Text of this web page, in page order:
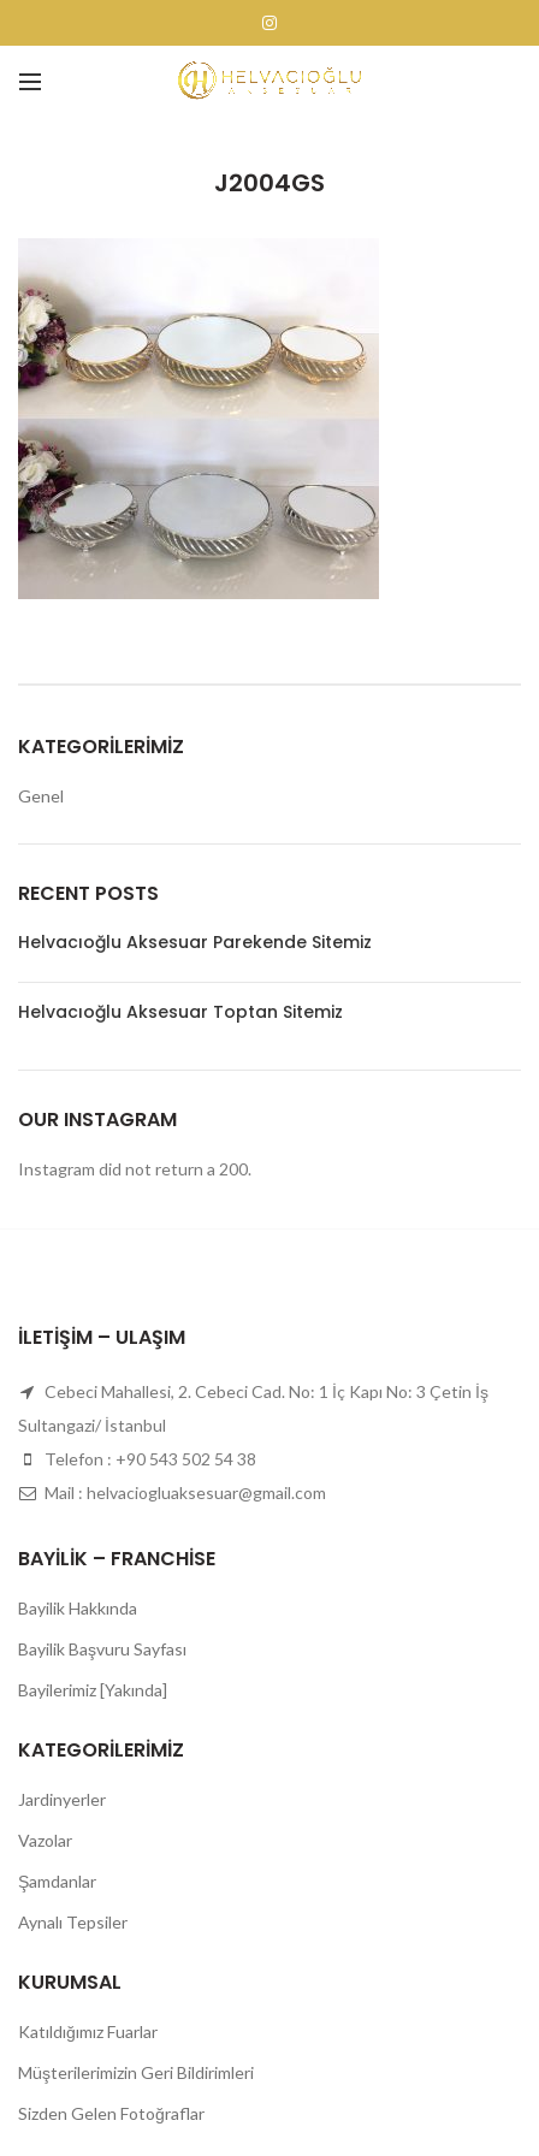
J2004GS
KATEGORILERIMIZ
Genel
RECENT POSTS
Helvacıoğlu Aksesuar Parekende Sitemiz
Helvacıoğlu Aksesuar Toptan Sitemiz
OUR INSTAGRAM
Instagram did not return a 200.
İLETIŞIM – ULAŞIM
Cebeci Mahallesi, 2. Cebeci Cad. No: 1 İç Kapı No: 3 Çetin İş
Sultangazi/ İstanbul
Telefon : +90 543 502 54 38
Mail : helvaciogluaksesuar@gmail.com
BAYILIK – FRANCHISE
Bayilik Hakkında
Bayilik Başvuru Sayfası
Bayilerimiz [Yakında]
KATEGORILERIMIZ
Jardinyerler
Vazolar
Şamdanlar
Aynalı Tepsiler
KURUMSAL
Katıldığımız Fuarlar
Müşterilerimizin Geri Bildirimleri
Sizden Gelen Fotoğraflar